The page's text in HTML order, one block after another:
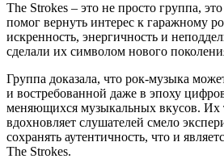
The Strokes – это не просто группа,
помог вернуть интерес к гаражному
искренность, энергичность и
сделали их символом нового
Группа доказала, что рок-музыка
и востребованной даже в эпоху
меняющихся музыкальных вкусов. Их
вдохновляет слушателей смело
сохранять аутентичность, что и
The Strokes.